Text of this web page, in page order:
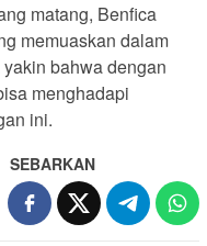
matang, Benfica
memuaskan dalam
bahwa dengan
menghadapi
ini.
SEBARKAN